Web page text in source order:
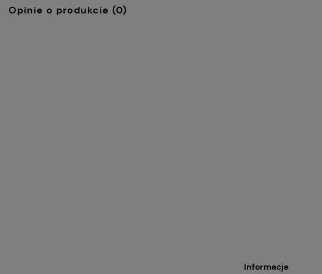
Opinie o produkcie (0)
Informacje